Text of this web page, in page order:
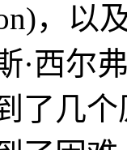
，以
·西尔
了几